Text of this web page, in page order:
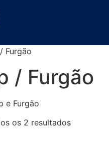
Furgão
/ Furgão
e Furgão
os 2 resultados